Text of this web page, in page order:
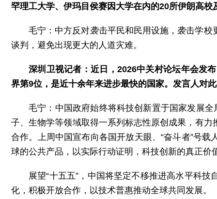
罕理工大学、伊玛目侯赛因大学在内的20所伊朗高
毛宁：中方反对袭击平民和民用设施，袭击学
谈判，避免出现更大的人道灾难。
深圳卫视记者：近日，2026中关村论坛年会发
界第9位，是近十余年来进步最快的国家。发言人对
毛宁：中国政府始终将科技创新置于国家发展
子、生物学等领域取得一系列标志性原创成果，有
合作。上周中国宣布向各国开放天眼、“奋斗者”号
球的公共产品，以实际行动证明，科技创新的真正
展望“十五五”，中国将坚定不移推进高水平科
化，积极开放合作，以技术普惠推动全球共同发展。